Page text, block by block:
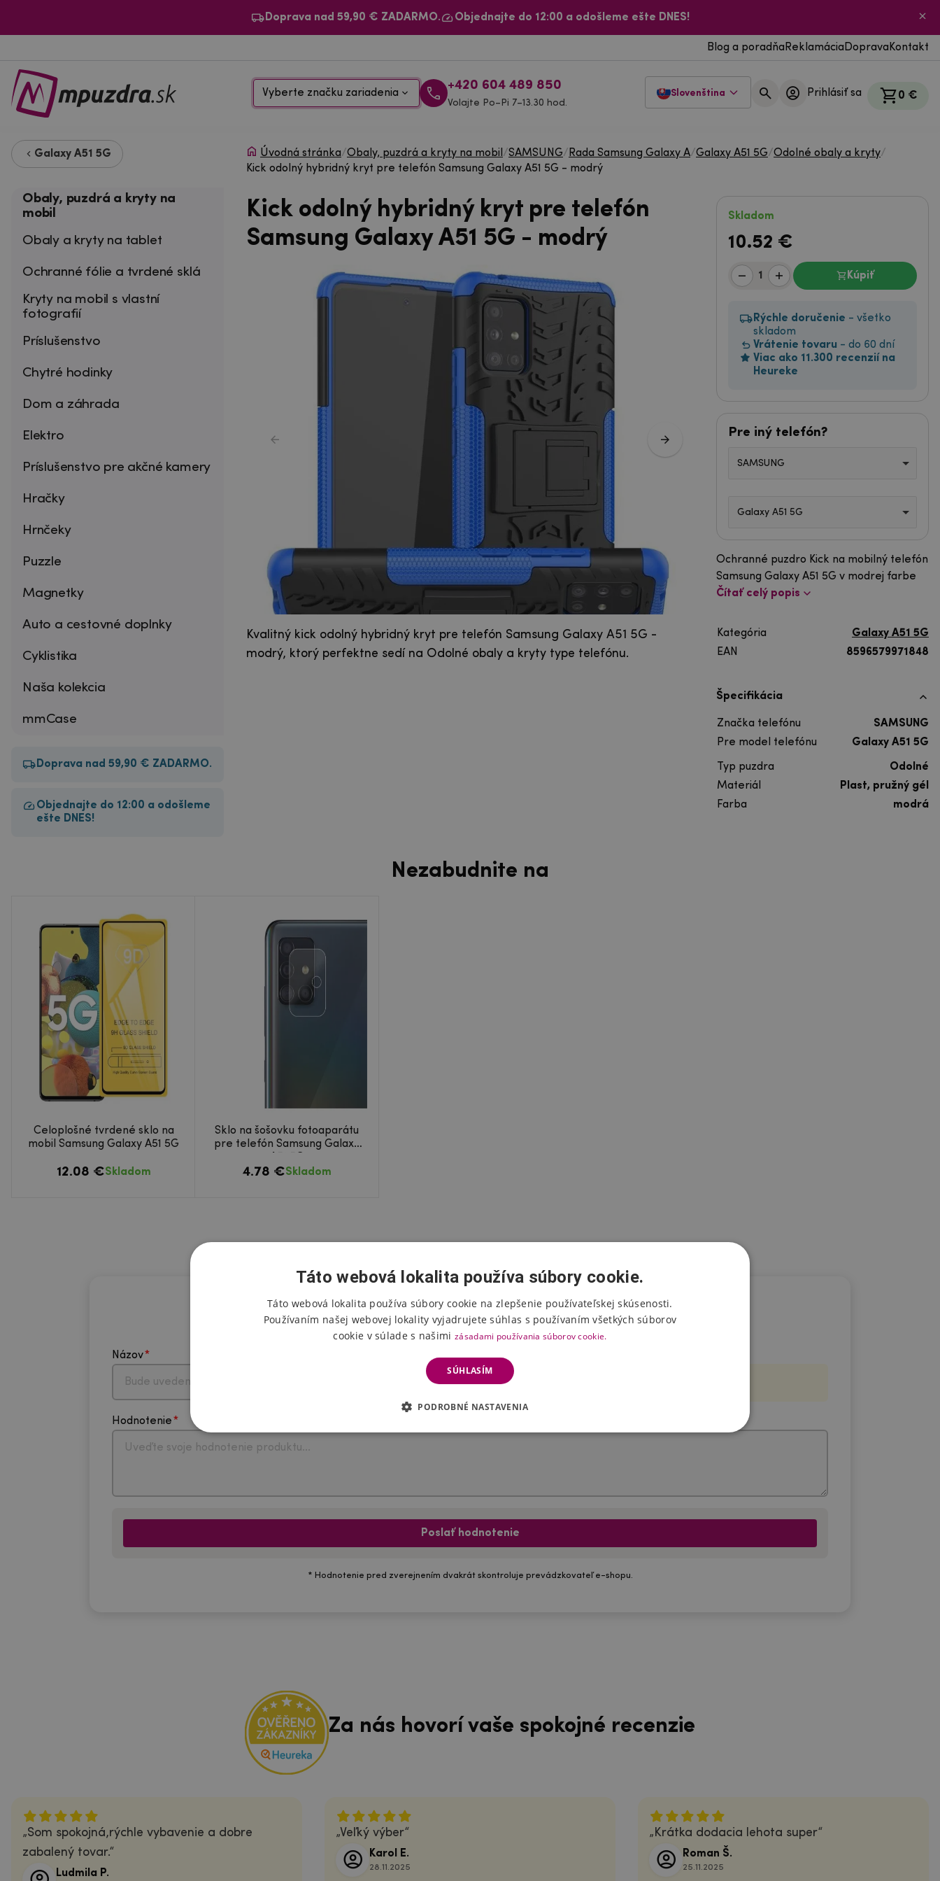
Doprava nad 59,90 € ZADARMO. Objednajte do 12:00 a odošleme ešte DNES!
Blog a poradňa Reklamácia Doprava Kontakt
Vyberte značku zariadenia
+420 604 489 850
Volajte Po–Pi 7–13.30 hod.
Slovenština Prihlásiť sa 0 €
Galaxy A51 5G
Obaly, puzdrá a kryty na
mobil
Obaly a kryty na tablet
Ochranné fólie a tvrdené sklá
Kryty na mobil s vlastní
fotografií
Príslušenstvo
Chytré hodinky
Dom a záhrada
Elektro
Príslušenstvo pre akčné kamery
Hračky
Hrnčeky
Puzzle
Magnetky
Auto a cestovné doplnky
Cyklistika
Naša kolekcia
mmCase
Doprava nad 59,90 € ZADARMO.
Objednajte do 12:00 a odošleme
ešte DNES!
Úvodná stránka/Obaly, puzdrá a kryty na mobil /SAMSUNG/ Rada Samsung Galaxy A/Galaxy A51 5G/Odolné obaly a kryty/
Kick odolný hybridný kryt pre telefón Samsung Galaxy A51 5G - modrý
Kick odolný hybridný kryt pre telefón
Samsung Galaxy A51 5G - modrý
Kvalitný kick odolný hybridný kryt pre telefón Samsung Galaxy A51 5G -
modrý, ktorý perfektne sedí na Odolné obaly a kryty type telefónu.
Skladom
10.52 €
Kúpiť
Rýchle doručenie - všetko
skladom
Vrátenie tovaru - do 60 dní
Viac ako 11.300 recenzií na
Heureke
Pre iný telefón?
SAMSUNG
Galaxy A51 5G
Ochranné puzdro Kick na mobilný telefón
Samsung Galaxy A51 5G v modrej farbe
Čítať celý popis
Kategória
Galaxy A51 5G
EAN
8596579971848
Špecifikácia
Značka telefónu
SAMSUNG
Pre model telefónu
Galaxy A51 5G
Typ puzdra
Odolné
Materiál
Plast, pružný gél
Farba
modrá
Nezabudnite na
Celoplošné tvrdené sklo na
mobil Samsung Galaxy A51 5G
12.08 €Skladom
Sklo na šošovku fotoaparátu
pre telefón Samsung Galaxy
4.78 €Skladom
Hodnotenie produktu
Názov Vyberte počet hviezdičiek
Hodnotenie
Poslať hodnotenie
* Hodnotenie pred zverejnením dvakrát skontroluje prevádzkovateľ e-shopu.
Za nás hovorí vaše spokojné recenzie
Som spokojná,rýchle vybavenie a dobre
zabalený tovar.
Ludmila P.
Veľký výber
Karol E.
28.11.2025
Krátka dodacia lehota super
Roman Š.
25.11.2025
Táto webová lokalita používa súbory cookie.
Táto webová lokalita používa súbory cookie na zlepšenie používateľskej skúsenosti.
Používaním našej webovej lokality vyjadrujete súhlas s používaním všetkých súborov
cookie v súlade s našimi zásadami používania súborov cookie.
SÚHLASÍM
PODROBNÉ NASTAVENIA